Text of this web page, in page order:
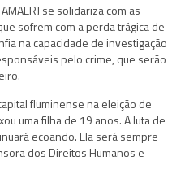
se solidariza com as
sofrem com a perda trágica de
na capacidade de investigação
pelo crime, que serão
fluminense na eleição de
uma filha de 19 anos. A luta de
ecoando. Ela será sempre
dos Direitos Humanos e